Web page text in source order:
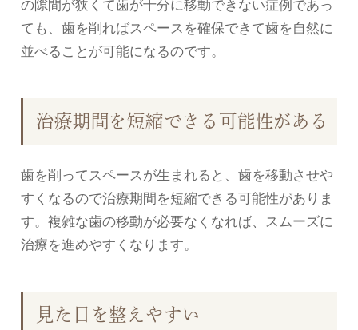
の隙間が狭くて歯が十分に移動できない症例であっ
ても、歯を削ればスペースを確保できて歯を自然に
並べることが可能になるのです。
治療期間を短縮できる可能性がある
歯を削ってスペースが生まれると、歯を移動させや
すくなるので治療期間を短縮できる可能性がありま
す。複雑な歯の移動が必要なくなれば、スムーズに
治療を進めやすくなります。
見た目を整えやすい